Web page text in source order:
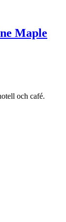
Maple
och café.